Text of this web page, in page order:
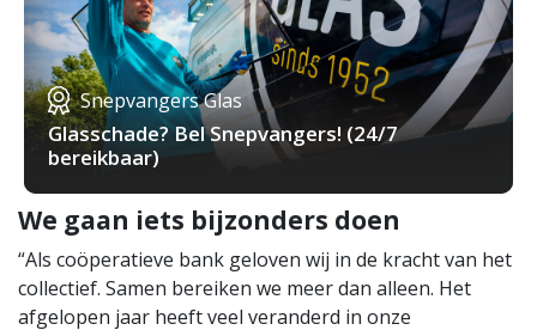
Snepvangers Glas
Glasschade? Bel Snepvangers! (24/7
bereikbaar)
We gaan iets bijzonders doen
“Als coöperatieve bank geloven wij in de kracht van het
collectief. Samen bereiken we meer dan alleen. Het
afgelopen jaar heeft veel veranderd in onze